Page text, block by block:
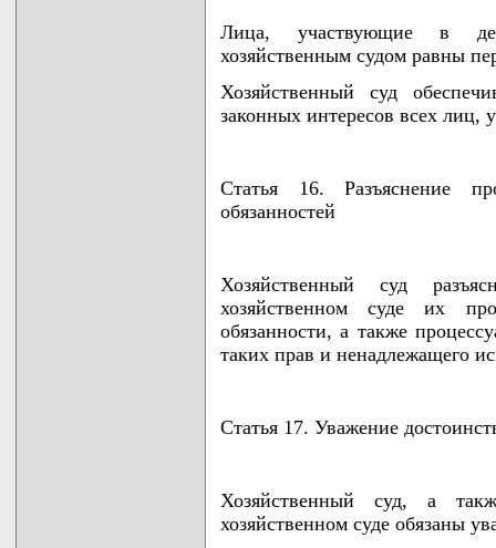
Лица, участвующие в
хозяйственным судом равны
Хозяйственный суд
законных интересов всех лиц,
Статья 16. Разъяснение
обязанностей
Хозяйственный суд
хозяйственном суде их
обязанности, а также
таких прав и ненадлежащего
Статья 17. Уважение
Хозяйственный суд, а
хозяйственном суде обязаны